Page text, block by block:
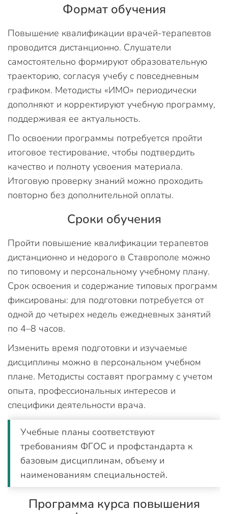
Формат обучения
Повышение квалификации врачей-терапевтов
проводится дистанционно. Слушатели
самостоятельно формируют образовательную
траекторию, согласуя учебу с повседневным
графиком. Методисты «ИМО» периодически
дополняют и корректируют учебную программу,
поддерживая ее актуальность.
По освоении программы потребуется пройти
итоговое тестирование, чтобы подтвердить
качество и полноту усвоения материала.
Итоговую проверку знаний можно проходить
повторно без дополнительной оплаты.
Сроки обучения
Пройти повышение квалификации терапевтов
дистанционно и недорого в Ставрополе можно
по типовому и персональному учебному плану.
Срок освоения и содержание типовых программ
фиксированы: для подготовки потребуется от
одной до четырех недель ежедневных занятий
по 4–8 часов.
Изменить время подготовки и изучаемые
дисциплины можно в персональном учебном
плане. Методисты составят программу с учетом
опыта, профессиональных интересов и
специфики деятельности врача.
Учебные планы соответствуют
требованиям ФГОС и профстандарта к
базовым дисциплинам, объему и
наименованиям специальностей.
Программа курса повышения